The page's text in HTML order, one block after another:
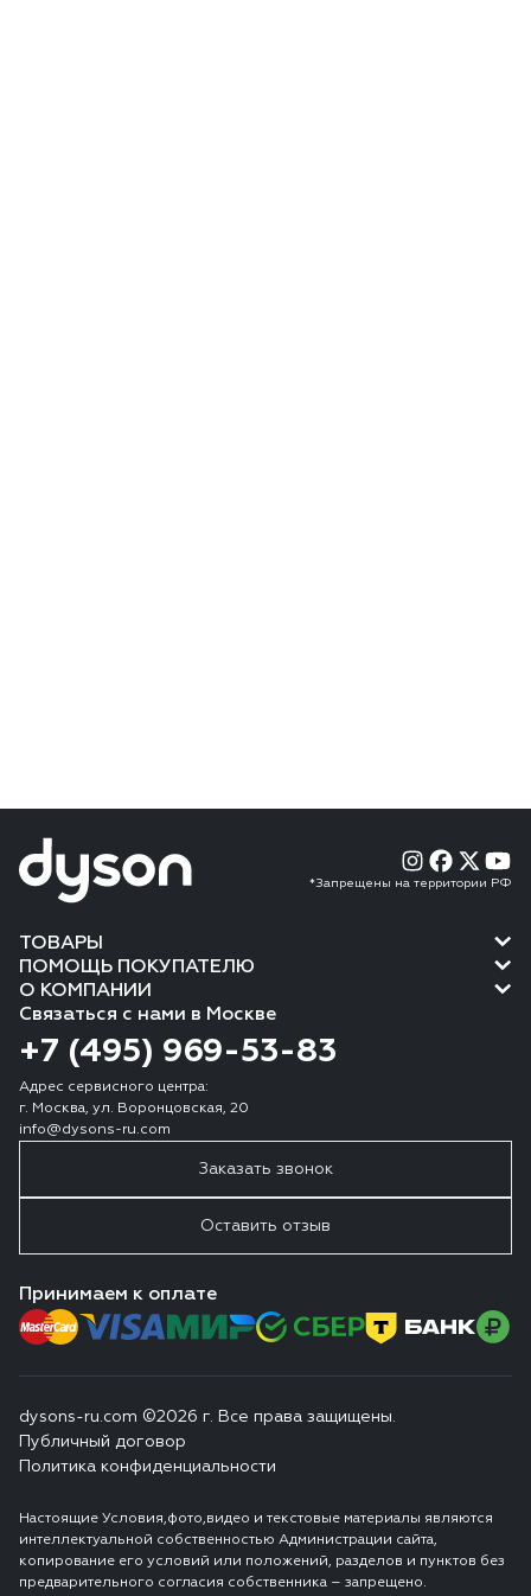
*Запрещены на территории РФ
ТОВАРЫ
ПОМОЩЬ ПОКУПАТЕЛЮ
О КОМПАНИИ
Связаться с нами в Москве
+7 (495) 969-53-83
Адрес сервисного центра:
г. Москва, ул. Воронцовская, 20
info@dysons-ru.com
Заказать звонок
Оставить отзыв
Принимаем к оплате
dysons-ru.com ©2026 г. Все права защищены.
Публичный договор
Политика конфиденциальности
Настоящие Условия,фото,видео и текстовые материалы являются
интеллектуальной собственностью Администрации сайта,
копирование его условий или положений, разделов и пунктов без
предварительного согласия собственника – запрещено.